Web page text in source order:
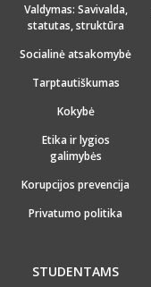
Valdymas: Savivalda,
statutas, struktūra
Socialinė atsakomybė
Tarptautiškumas
Kokybė
Etika ir lygios
galimybės
Korupcijos prevencija
Privatumo politika
STUDENTAMS